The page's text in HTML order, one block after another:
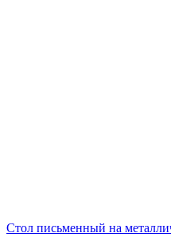
Стол письменный на